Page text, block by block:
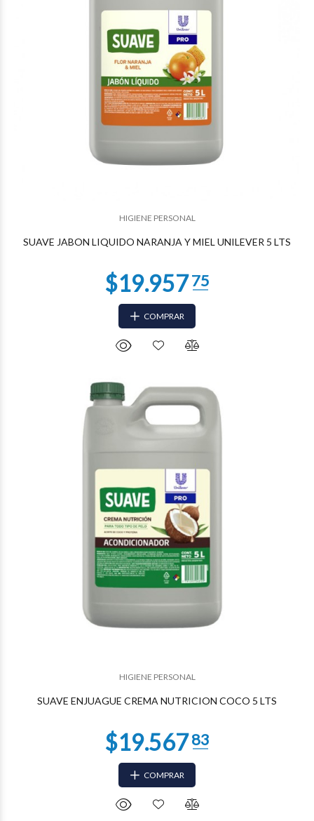
HIGIENE PERSONAL
SUAVE JABON LIQUIDO NARANJA Y MIEL UNILEVER 5 LTS
COMPRAR
HIGIENE PERSONAL
SUAVE ENJUAGUE CREMA NUTRICION COCO 5 LTS
COMPRAR